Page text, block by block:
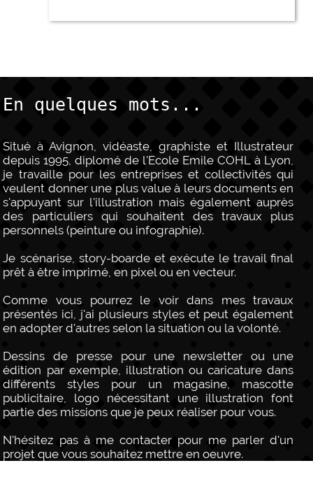
En quelques mots...
Situé à Avignon, vidéaste, graphiste et Illustrateur
depuis 1995, diplomé de l'Ecole Emile COHL à Lyon,
je travaille pour les entreprises et collectivités qui
veulent donner une plus value à leurs documents en
s'appuyant sur l'illustration mais également auprès
des particuliers qui souhaitent des travaux plus
personnels (peinture ou infographie).
Je scénarise, story-boarde et exécute le travail final
prêt à être imprimé, en pixel ou en vecteur.
Comme vous pourrez le voir dans mes travaux
présentés ici, j'ai plusieurs styles et peut également
en adopter d'autres selon la situation ou la volonté.
Dessins de presse pour une newsletter ou une
édition par exemple, illustration ou caricature dans
différents styles pour un magasine, mascotte
publicitaire, logo nécessitant une illustration font
partie des missions que je peux réaliser pour vous.
N'hésitez pas à me contacter pour me parler d'un
projet que vous souhaitez mettre en oeuvre.